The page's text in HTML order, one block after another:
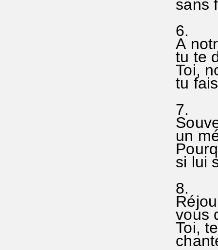
sans
6.
A
tu te
Toi,
tu
7.
un
si lui
8.
vous
Toi,